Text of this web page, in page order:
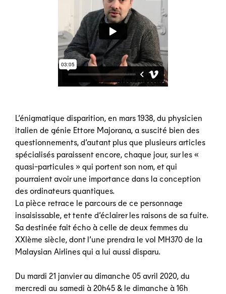
L’énigmatique disparition, en mars 1938, du physicien
italien de génie Ettore Majorana, a suscité bien des
questionnements, d’autant plus que plusieurs articles
spécialisés paraissent encore, chaque jour, sur les «
quasi-particules » qui portent son nom, et qui
pourraient avoir une importance dans la conception
des ordinateurs quantiques.
La pièce retrace le parcours de ce personnage
insaisissable, et tente d’éclairer les raisons de sa fuite.
Sa destinée fait écho à celle de deux femmes du
XXIème siècle, dont l’une prendra le vol MH370 de la
Malaysian Airlines qui a lui aussi disparu.
Du mardi 21 janvier au dimanche 05 avril 2020, du
mercredi au samedi à 20h45 & le dimanche à 16h